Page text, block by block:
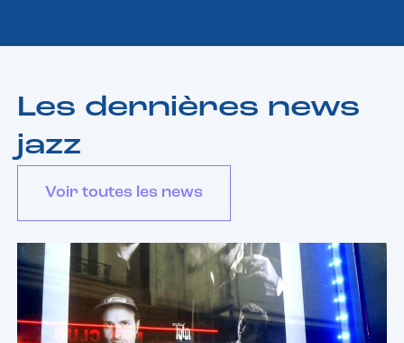
Les dernières news
jazz
Voir toutes les news